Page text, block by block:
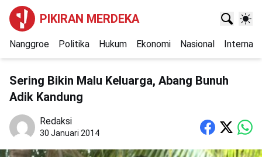
PIKIRAN MERDEKA
Nanggroe Politika Hukum Ekonomi Nasional
Sering Bikin Malu Keluarga, Abang Bunuh
Adik Kandung
Redaksi
30 Januari 2014